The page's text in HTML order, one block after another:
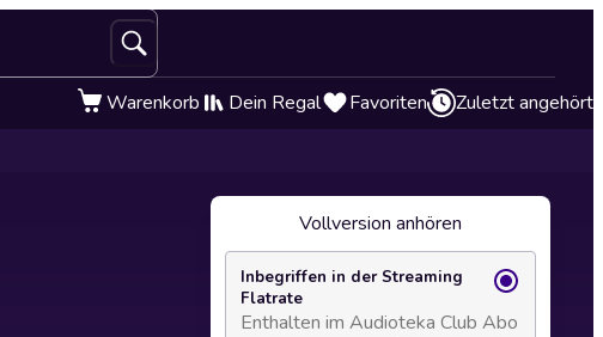
Warenkorb Dein Regal Favoriten Zuletzt angehört
Vollversion anhören
Inbegriffen in der Streaming
Flatrate
Enthalten im Audioteka Club Abo